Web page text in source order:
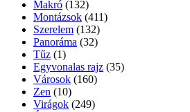
Makró (132)
Montázsok (411)
Szerelem (132)
Panoráma (32)
Tűz (1)
Egyvonalas rajz (35)
Városok (160)
Zen (10)
Virágok (249)